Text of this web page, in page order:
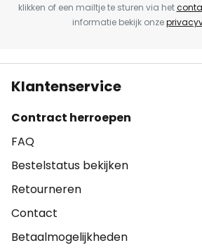
klikken of een mailtje te sturen via het
informatie bekijk onze
Klantenservice
Contract herroepen
FAQ
Bestelstatus bekijken
Retourneren
Contact
Betaalmogelijkheden